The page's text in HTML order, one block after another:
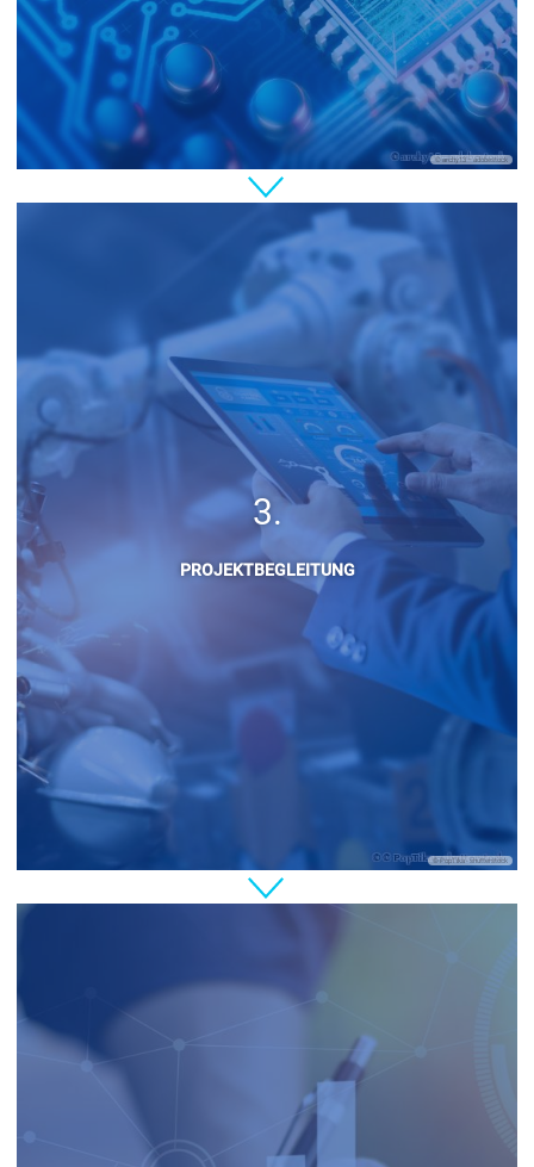
© archy13 – adobestock
PROJEKTBEGLEITUNG
© PopTika - shutterstock